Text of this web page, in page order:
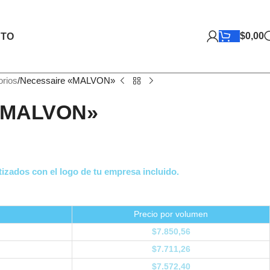
$0,00
Necessaire «MALVON»
con el logo de tu empresa incluido.
Precio por volumen
$7.850,56
$7.711,26
$7.572,40